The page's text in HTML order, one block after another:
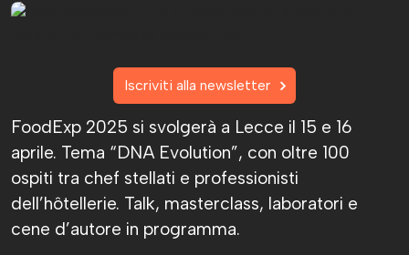
Iscriviti alla newsletter
FoodExp 2025 si svolgerà a Lecce il 15 e 16
aprile. Tema “DNA Evolution”, con oltre 100
ospiti tra chef stellati e professionisti
dell’hôtellerie. Talk, masterclass, laboratori e
cene d’autore in programma.